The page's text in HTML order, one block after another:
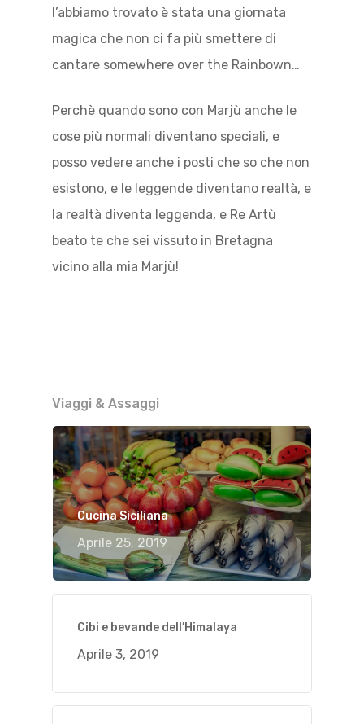
l’abbiamo trovato è stata una giornata
magica che non ci fa più smettere di
cantare somewhere over the Rainbown…
Perchè quando sono con Marjù anche le
cose più normali diventano speciali, e
posso vedere anche i posti che so che non
esistono, e le leggende diventano realtà, e
la realtà diventa leggenda, e Re Artù
beato te che sei vissuto in Bretagna
vicino alla mia Marjù!
Viaggi & Assaggi
Cucina Siciliana
Aprile 25, 2019
Cibi e bevande dell’Himalaya
Aprile 3, 2019